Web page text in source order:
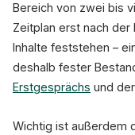
Bereich von zwei bis
Zeitplan erst nach der
Inhalte feststehen –
deshalb fester
Erstgesprächs und
Wichtig ist außerdem